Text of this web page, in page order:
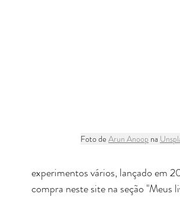
Foto de Arun Anoop na
experimentos vários, lançado em
compra neste site na seção "Meus